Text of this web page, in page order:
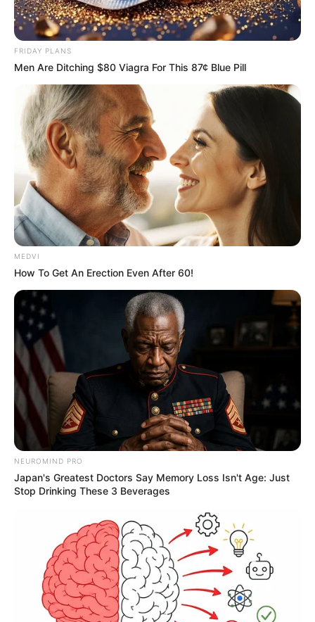
FRIDAY PLANS
Men Are Ditching $80 Viagra For This 87¢ Blue Pill
MEDVI
How To Get An Erection Even After 60!
NEUROMIND PRO
Japan's Greatest Doctors Say Memory Loss Isn't Age: Just
Stop Drinking These 3 Beverages